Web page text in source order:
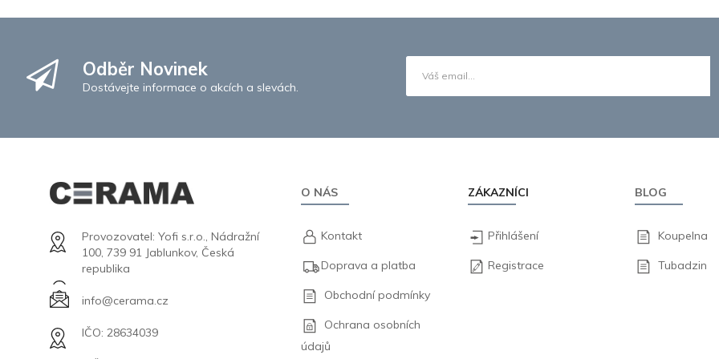
Odběr Novinek
Dostávejte informace o akcích a slevách.
Provozovatel: Yofi s.r.o., Nádražní
100, 739 91 Jablunkov, Česká
republika
info@cerama.cz
IČO: 28634039
O NÁS
Kontakt
Doprava a platba
Obchodní podmínky
Ochrana osobních
údajů
ZÁKAZNÍCI
Přihlášení
Registrace
BLOG
Koupelna
Tubadzin